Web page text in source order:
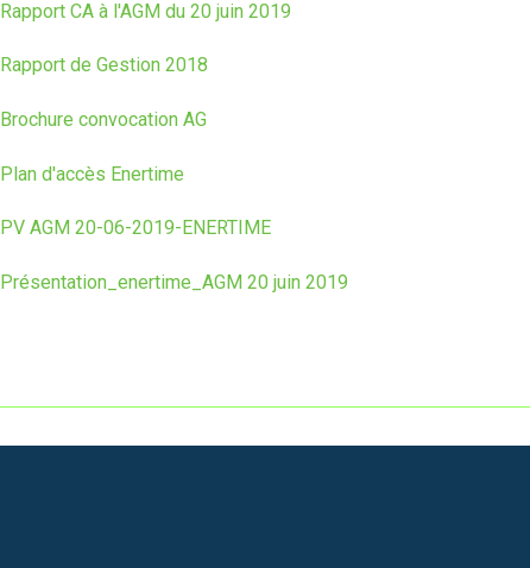
Rapport CA à l'AGM du 20 juin 2019
Rapport de Gestion 2018
Brochure convocation AG
Plan d'accès Enertime
PV AGM 20-06-2019-ENERTIME
Présentation_enertime_AGM 20 juin 2019